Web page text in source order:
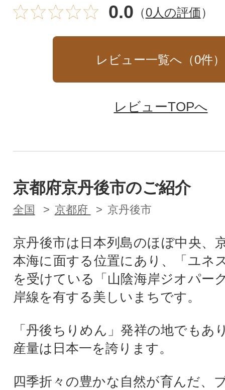
0.0 （0人の評価）
レビュー一覧へ（0件）
レビューTOPへ
京都府京丹後市のご紹介
全国 京都府 京丹後市
京丹後市は日本列島のほぼ中央、
本海に面する位置にあり、「ユネ
を受けている「山陰海岸ジオパー
岸線を有する美しいまちです。
「丹後ちりめん」発祥の地でもあ
産量は日本一を誇ります。
四季折々の豊かな自然が育んだ、